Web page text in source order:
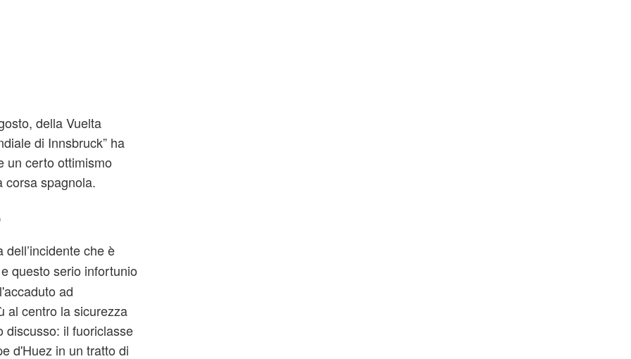
della Vuelta
di Innsbruck” ha
un certo ottimismo
corsa spagnola.
che è
questo serio infortunio
ad
al centro la sicurezza
discusso: il fuoriclasse
d'Huez in un tratto di